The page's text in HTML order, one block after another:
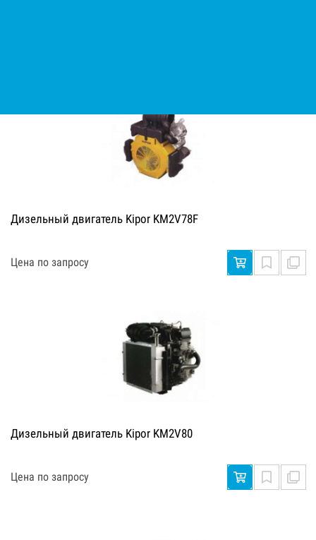
Дизельный двигатель Kipor KM2V78F
Цена по запросу
Дизельный двигатель Kipor KM2V80
Цена по запросу